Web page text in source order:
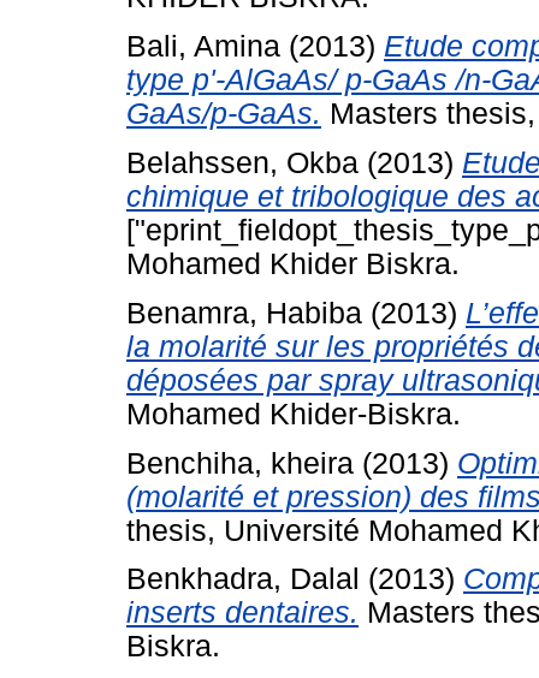
Bali, Amina (2013) Etude
type p'-AlGaAs/ p-GaAs /n-
GaAs/p-GaAs. Masters
Belahssen, Okba (2013)
chimique et tribologique des
Mohamed Khider Biskra.
Benamra, Habiba (2013)
la molarité sur les propriétés
déposées par spray
Mohamed Khider-Biskra.
Benchiha, kheira (2013)
(molarité et pression) des
thesis, Université Mohamed
Benkhadra, Dalal (2013)
inserts dentaires. Masters
Biskra.